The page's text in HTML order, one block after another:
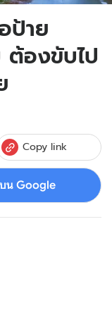
ป้าย
ต้องขับไป
Copy link
บน Google